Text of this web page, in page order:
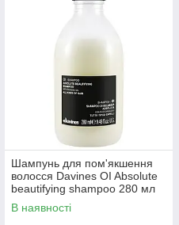
Шампунь для пом'якшення
волосся Davines OI Absolute
beautifying shampoo 280 мл
В наявності